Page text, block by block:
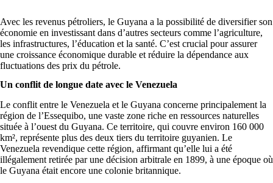
Avec les revenus pétroliers, le Guyana a la possibilité de diversifier son
économie en investissant dans d’autres secteurs comme l’agriculture,
les infrastructures, l’éducation et la santé. C’est crucial pour assurer
une croissance économique durable et réduire la dépendance aux
fluctuations des prix du pétrole.
Un conflit de longue date avec le Venezuela
Le conflit entre le Venezuela et le Guyana concerne principalement la
région de l’Essequibo, une vaste zone riche en ressources naturelles
située à l’ouest du Guyana. Ce territoire, qui couvre environ 160 000
km², représente plus des deux tiers du territoire guyanien. Le
Venezuela revendique cette région, affirmant qu’elle lui a été
illégalement retirée par une décision arbitrale en 1899, à une époque où
le Guyana était encore une colonie britannique.